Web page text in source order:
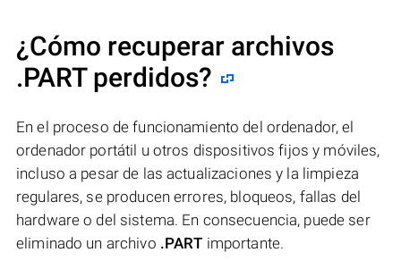
¿Cómo recuperar archivos
.PART perdidos?
En el proceso de funcionamiento del ordenador, el
ordenador portátil u otros dispositivos fijos y móviles,
incluso a pesar de las actualizaciones y la limpieza
regulares, se producen errores, bloqueos, fallas del
hardware o del sistema. En consecuencia, puede ser
eliminado un archivo .PART importante.